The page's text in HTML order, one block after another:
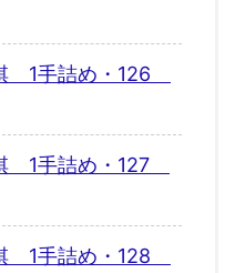
1手詰め・126
1手詰め・127
1手詰め・128